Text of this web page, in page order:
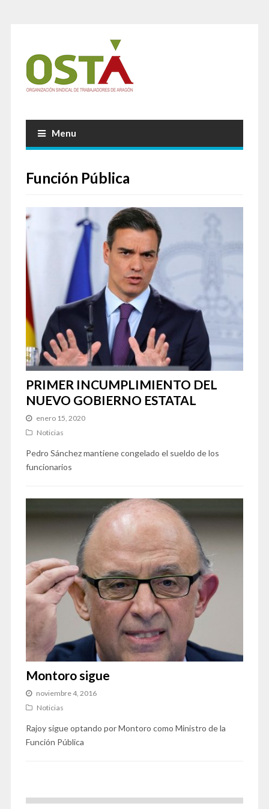
Menu
Función Pública
PRIMER INCUMPLIMIENTO DEL
NUEVO GOBIERNO ESTATAL
enero 15, 2020
Noticias
Pedro Sánchez mantiene congelado el sueldo de los
funcionarios
Montoro sigue
noviembre 4, 2016
Noticias
Rajoy sigue optando por Montoro como Ministro de la
Función Pública